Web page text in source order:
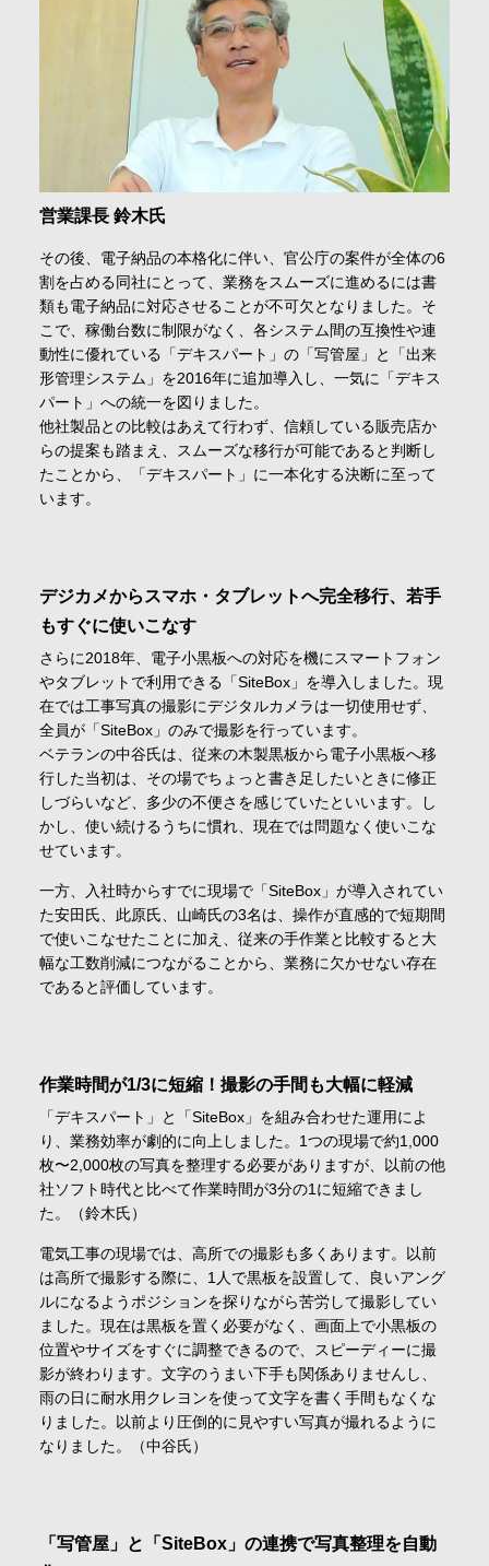
営業課長 鈴木氏
その後、電子納品の本格化に伴い、官公庁の案件が全体の6
割を占める同社にとって、業務をスムーズに進めるには書
類も電子納品に対応させることが不可欠となりました。そ
こで、稼働台数に制限がなく、各システム間の互換性や連
動性に優れている「デキスパート」の「写管屋」と「出来
形管理システム」を2016年に追加導入し、一気に「デキス
パート」への統一を図りました。
他社製品との比較はあえて行わず、信頼している販売店か
らの提案も踏まえ、スムーズな移行が可能であると判断し
たことから、「デキスパート」に一本化する決断に至って
います。
デジカメからスマホ・タブレットへ完全移行、若手
もすぐに使いこなす
さらに2018年、電子小黒板への対応を機にスマートフォン
やタブレットで利用できる「SiteBox」を導入しました。現
在では工事写真の撮影にデジタルカメラは一切使用せず、
全員が「SiteBox」のみで撮影を行っています。
ベテランの中谷氏は、従来の木製黒板から電子小黒板へ移
行した当初は、その場でちょっと書き足したいときに修正
しづらいなど、多少の不便さを感じていたといいます。し
かし、使い続けるうちに慣れ、現在では問題なく使いこな
せています。
一方、入社時からすでに現場で「SiteBox」が導入されてい
た安田氏、此原氏、山崎氏の3名は、操作が直感的で短期間
で使いこなせたことに加え、従来の手作業と比較すると大
幅な工数削減につながることから、業務に欠かせない存在
であると評価しています。
作業時間が1/3に短縮！撮影の手間も大幅に軽減
「デキスパート」と「SiteBox」を組み合わせた運用によ
り、業務効率が劇的に向上しました。1つの現場で約1,000
枚〜2,000枚の写真を整理する必要がありますが、以前の他
社ソフト時代と比べて作業時間が3分の1に短縮できまし
た。（鈴木氏）
電気工事の現場では、高所での撮影も多くあります。以前
は高所で撮影する際に、1人で黒板を設置して、良いアング
ルになるようポジションを探りながら苦労して撮影してい
ました。現在は黒板を置く必要がなく、画面上で小黒板の
位置やサイズをすぐに調整できるので、スピーディーに撮
影が終わります。文字のうまい下手も関係ありませんし、
雨の日に耐水用クレヨンを使って文字を書く手間もなくな
りました。以前より圧倒的に見やすい写真が撮れるように
なりました。（中谷氏）
「写管屋」と「SiteBox」の連携で写真整理を自動